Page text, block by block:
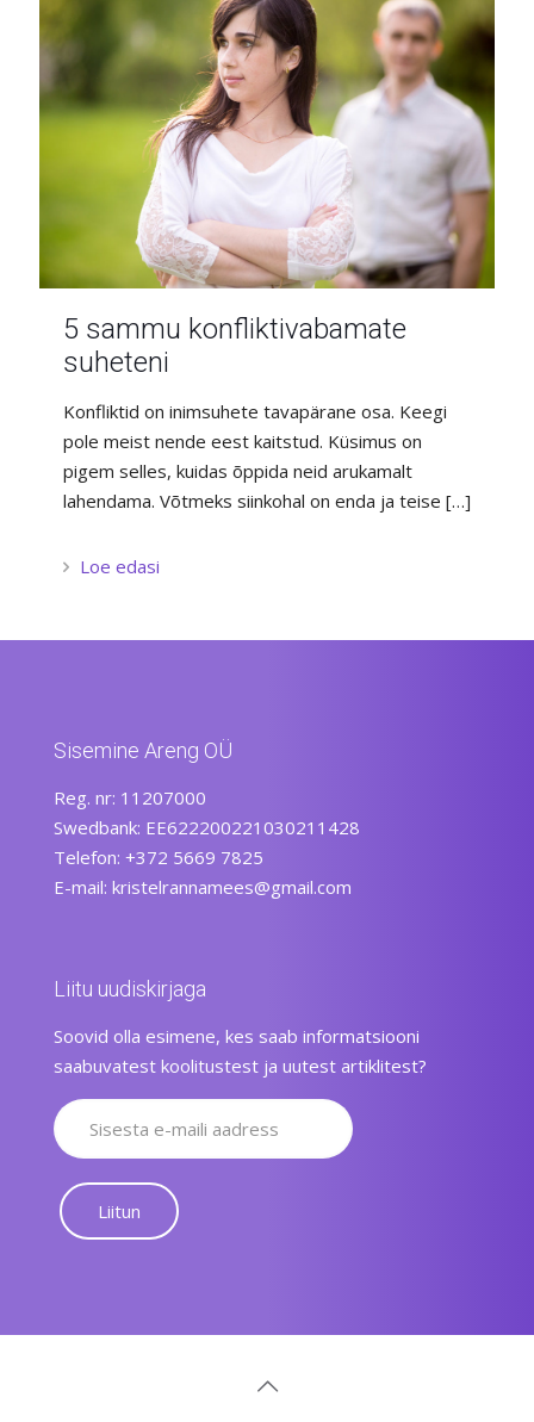
5 sammu konfliktivabamate
suheteni
Konfliktid on inimsuhete tavapärane osa. Keegi
pole meist nende eest kaitstud. Küsimus on
pigem selles, kuidas õppida neid arukamalt
lahendama. Võtmeks siinkohal on enda ja teise […]
Loe edasi
Sisemine Areng OÜ
Reg. nr: 11207000
Swedbank: EE622200221030211428
Telefon: +372 5669 7825
E-mail: kristelrannamees@gmail.com
Liitu uudiskirjaga
Soovid olla esimene, kes saab informatsiooni
saabuvatest koolitustest ja uutest artiklitest?